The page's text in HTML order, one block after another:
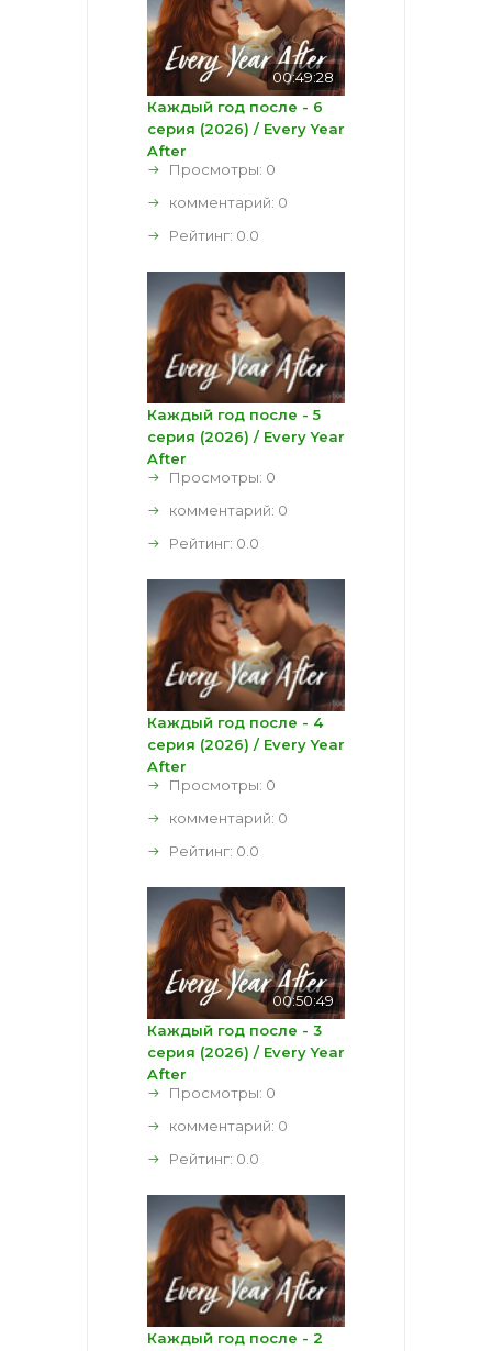
00:49:28
Каждый год после - 6
серия (2026) / Every Year
After
Просмотры: 0
комментарий: 0
Рейтинг: 0.0
Каждый год после - 5
серия (2026) / Every Year
After
Просмотры: 0
комментарий: 0
Рейтинг: 0.0
Каждый год после - 4
серия (2026) / Every Year
After
Просмотры: 0
комментарий: 0
Рейтинг: 0.0
00:50:49
Каждый год после - 3
серия (2026) / Every Year
After
Просмотры: 0
комментарий: 0
Рейтинг: 0.0
Каждый год после - 2